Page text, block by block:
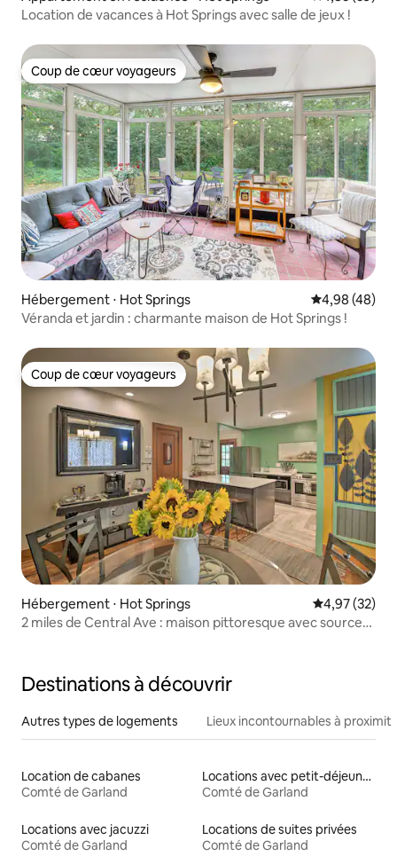
Location de vacances à Hot Springs avec salle de jeux !
Coup de cœur voyageurs
Coup de cœur voyageurs
Hébergement ⋅ Hot Springs Évaluation
4,98 (48)
Véranda et jardin : charmante maison de Hot Springs !
Coup de cœur voyageurs
Coup de cœur voyageurs
Hébergement ⋅ Hot Springs Évaluation
4,97 (32)
2 miles de Central Ave : maison pittoresque avec sources
Destinations à découvrir
Autres types de logements Lieux incontournables à
Location de cabanes
Comté de Garland
Locations avec petit-déjeuner
Comté de Garland
Locations avec jacuzzi
Comté de Garland
Locations de suites privées
Comté de Garland